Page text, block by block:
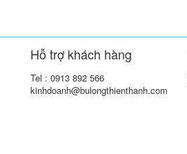
Hỗ trợ khách hàng
Tel : 0913 892 566
kinhdoanh@bulongthienthanh.com